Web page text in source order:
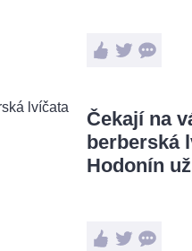
Čekají na
berberská
Hodonín